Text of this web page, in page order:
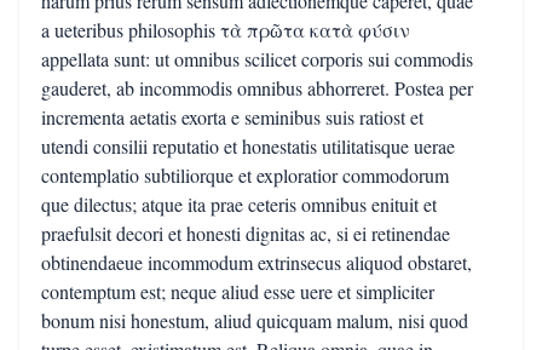
a ueteribus philosophis τὰ πρῶτα κατὰ φύσιν
appellata sunt: ut omnibus scilicet corporis sui commodis
gauderet, ab incommodis omnibus abhorreret. Postea per
incrementa aetatis exorta e seminibus suis ratiost et
utendi consilii reputatio et honestatis utilitatisque uerae
contemplatio subtiliorque et exploratior commodorum
que dilectus; atque ita prae ceteris omnibus enituit et
praefulsit decori et honesti dignitas ac, si ei retinendae
obtinendaeue incommodum extrinsecus aliquod obstaret,
contemptum est; neque aliud esse uere et simpliciter
bonum nisi honestum, aliud quicquam malum, nisi quod